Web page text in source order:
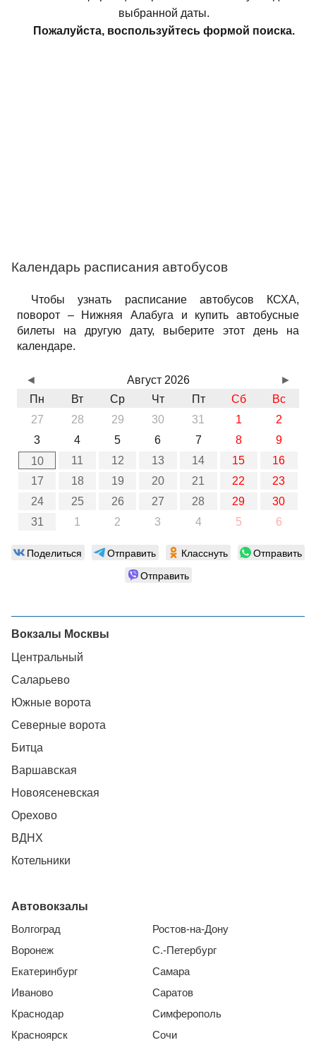
выбранной даты.
Пожалуйста, воспользуйтесь формой поиска.
Календарь расписания автобусов
Чтобы узнать расписание автобусов КСХА,
поворот – Нижняя Алабуга и купить автобусные
билеты на другую дату, выберите этот день на
календаре.
Август 2026
Пн
Вт Ср Чт Пт Сб
Вс
27
28 29 30 31 1
2
3
4 5 6 7 8
9
10
11 12 13 14 15
16
17
18 19 20 21 22
23
24
25 26 27 28 29
30
31
1 2 3 4 5 6
◄ ►
Поделиться Отправить Класснуть
Отправить
Отправить
Вокзалы Москвы
Центральный
Саларьево
Южные ворота
Северные ворота
Битца
Варшавская
Новоясеневская
Орехово
ВДНХ
Котельники
Автовокзалы
Волгоград
Воронеж
Екатеринбург
Иваново
Краснодар
Красноярск
Ростов-на-Дону
С.-Петербург
Самара
Саратов
Симферополь
Сочи